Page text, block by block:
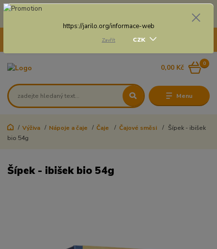
Doprava zdarma na některé druhy dopravy při nákupu
Menu
CZK
0
0,00 Kč
Výživa Nápoje a čaje Čaje Čajové směsi
Šípek - ibišek
bio 54g
Šípek - ibišek bio 54g
https://jarilo.org/informace-web
Zavřít